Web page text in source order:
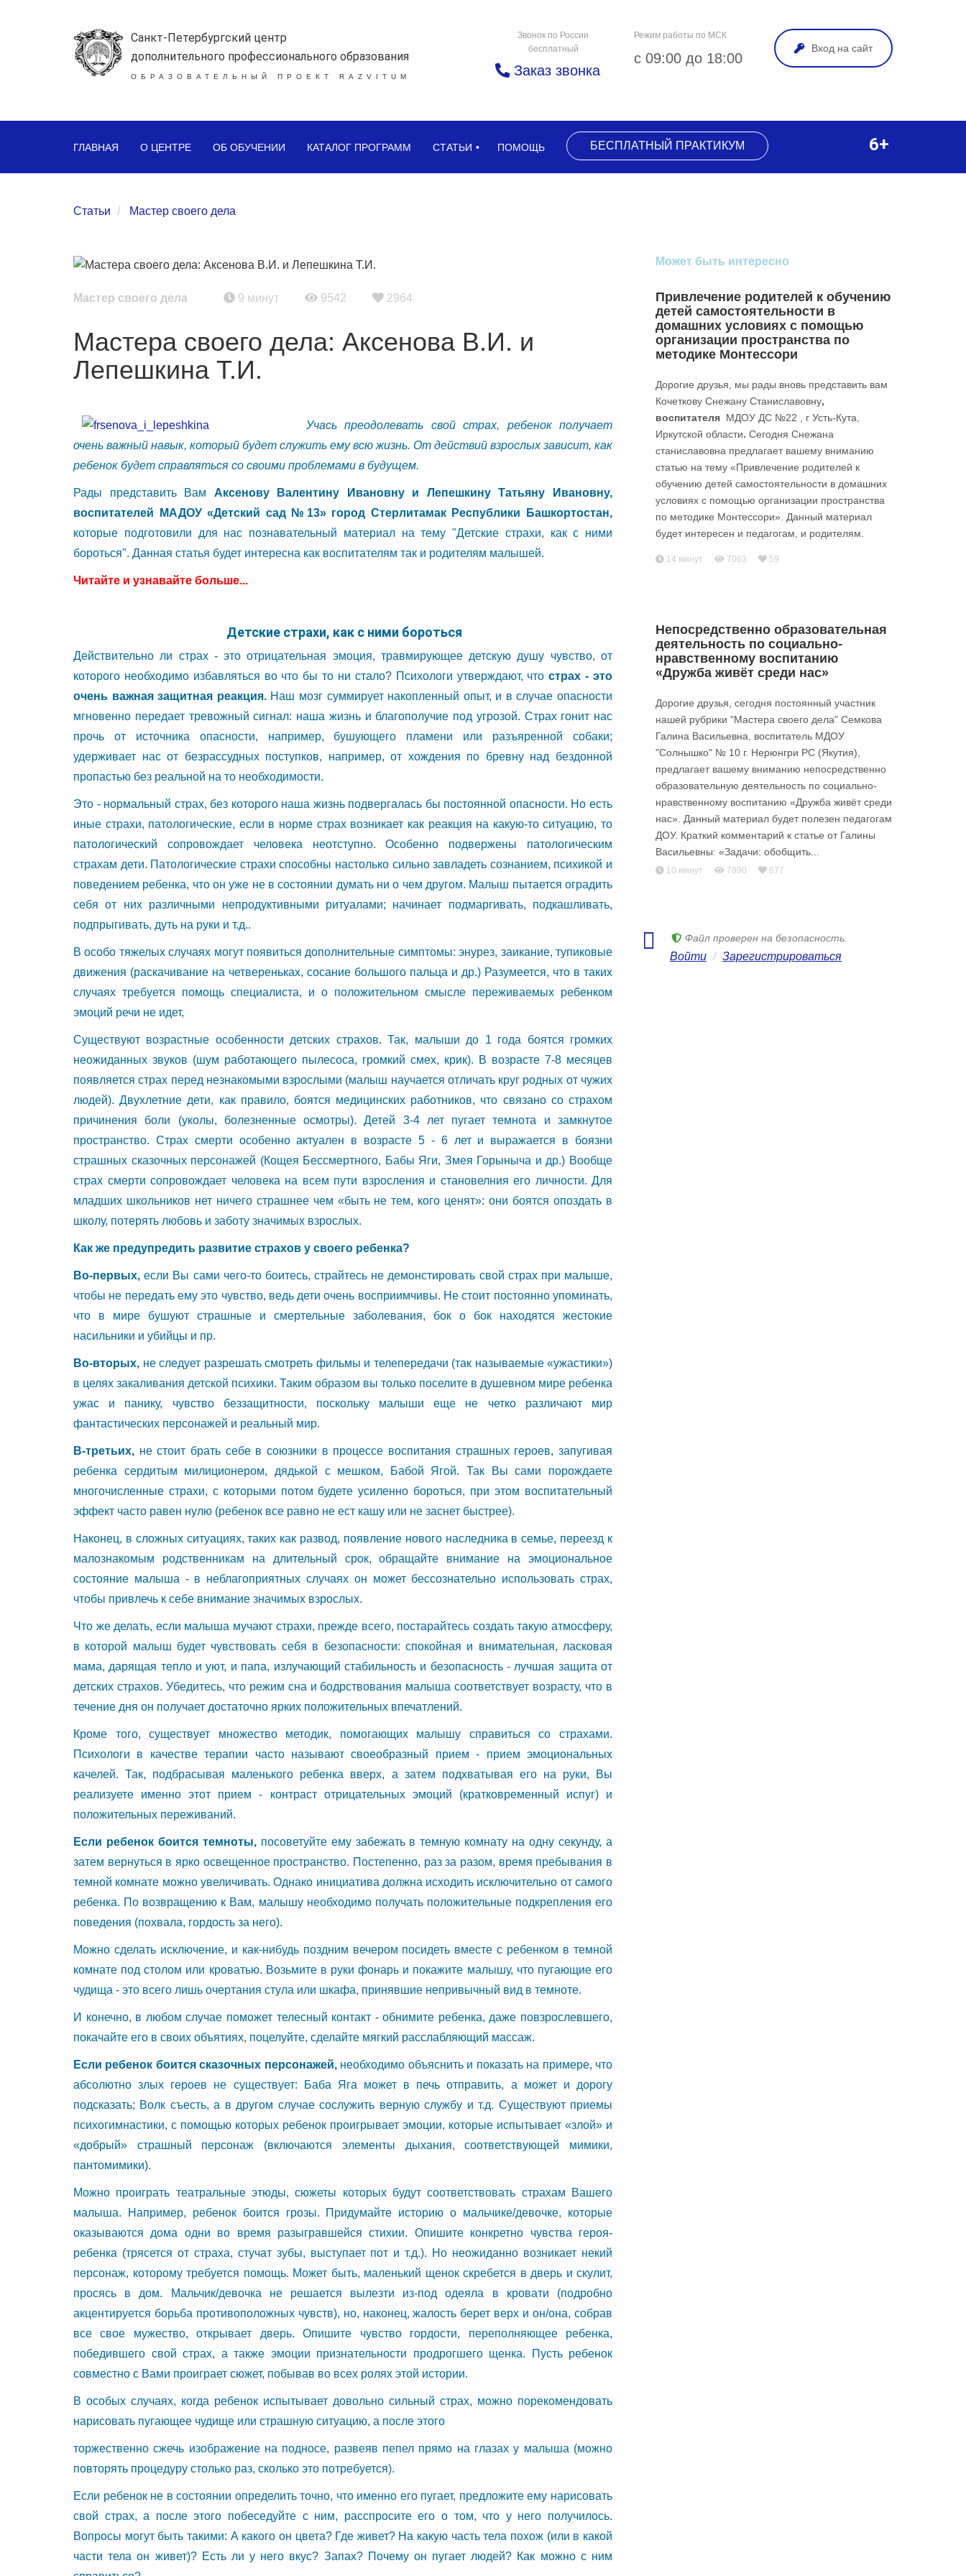
Санкт-Петербургский центр
дополнительного профессионального образования
ОБРАЗОВАТЕЛЬНЫЙ ПРОЕКТ RAZVITUM
Звонок по России
бесплатный
Заказ звонка
Режим работы по МСК
с 09:00 до 18:00
Вход на сайт
ГЛАВНАЯ О ЦЕНТРЕ ОБ ОБУЧЕНИИ КАТАЛОГ ПРОГРАММ СТАТЬИ ПОМОЩЬ БЕСПЛАТНЫЙ ПРАКТИКУМ 6+
Статьи Мастер своего дела
Мастер своего дела 9 минут 9542 2964
Мастера своего дела: Аксенова В.И. и
Лепешкина Т.И.
Учась преодолевать свой страх, ребенок получает
очень важный навык, который будет служить ему всю жизнь. От действий взрослых зависит, как
ребенок будет справляться со своими проблемами в будущем.
Рады представить Вам Аксенову Валентину Ивановну и Лепешкину Татьяну Ивановну,
воспитателей МАДОУ «Детский сад №13» город Стерлитамак Республики Башкортостан,
которые подготовили для нас познавательный материал на тему "Детские страхи, как с ними
бороться". Данная статья будет интересна как воспитателям так и родителям малышей.
Читайте и узнавайте больше...
Детские страхи, как с ними бороться
Действительно ли страх - это отрицательная эмоция, травмирующее детскую душу чувство, от
которого необходимо избавляться во что бы то ни стало? Психологи утверждают, чтострах - это
очень важная защитная реакция. Наш мозг суммирует накопленный опыт, и в случае опасности
мгновенно передает тревожный сигнал: наша жизнь и благополучие под угрозой. Страх гонит нас
прочь от источника опасности, например, бушующего пламени или разъяренной собаки;
удерживает нас от безрассудных поступков, например, от хождения по бревну над бездонной
пропастью без реальной на то необходимости.
Это - нормальный страх, без которого наша жизнь подвергалась бы постоянной опасности. Но есть
иные страхи, патологические, если в норме страх возникает как реакция на какую-то ситуацию, то
патологический сопровождает человека неотступно. Особенно подвержены патологическим
страхам дети. Патологические страхи способны настолько сильно завладеть сознанием, психикой и
поведением ребенка, что он уже не в состоянии думать ни о чем другом. Малыш пытается оградить
себя от них различными непродуктивными ритуалами; начинает подмаргивать, подкашливать,
подпрыгивать, дуть на руки и т.д..
В особо тяжелых случаях могут появиться дополнительные симптомы: энурез, заикание, тупиковые
движения (раскачивание на четвереньках, сосание большого пальца и др.) Разумеется, что в таких
случаях требуется помощь специалиста, и о положительном смысле переживаемых ребенком
эмоций речи не идет,
Существуют возрастные особенности детских страхов. Так, малыши до 1 года боятся громких
неожиданных звуков (шум работающего пылесоса, громкий смех, крик). В возрасте 7-8 месяцев
появляется страх перед незнакомыми взрослыми (малыш научается отличать круг родных от чужих
людей). Двухлетние дети, как правило, боятся медицинских работников, что связано со страхом
причинения боли (уколы, болезненные осмотры). Детей 3-4 лет пугает темнота и замкнутое
пространство. Страх смерти особенно актуален в возрасте 5 - 6 лет и выражается в боязни
страшных сказочных персонажей (Кощея Бессмертного, Бабы Яги, Змея Горыныча и др.) Вообще
страх смерти сопровождает человека на всем пути взросления и становелния его личности. Для
младших школьников нет ничего страшнее чем «быть не тем, кого ценят»: они боятся опоздать в
школу, потерять любовь и заботу значимых взрослых.
Как же предупредить развитие страхов у своего ребенка?
Во-первых,если Вы сами чего-то боитесь, страйтесь не демонстировать свой страх при малыше,
чтобы не передать ему это чувство, ведь дети очень восприимчивы. Не стоит постоянно упоминать,
что в мире бушуют страшные и смертельные заболевания, бок о бок находятся жестокие
насильники и убийцы и пр.
Во-вторых, не следует разрешать смотреть фильмы и телепередачи (так называемые «ужастики»)
в целях закаливания детской психики. Таким образом вы только поселите в душевном мире ребенка
ужас и панику, чувство беззащитности, поскольку малыши еще не четко различают мир
фантастических персонажей и реальный мир.
В-третьих, не стоит брать себе в союзники в процессе воспитания страшных героев, запугивая
ребенка сердитым милиционером, дядькой с мешком, Бабой Ягой. Так Вы сами порождаете
многочисленные страхи, с которыми потом будете усиленно бороться, при этом воспитательный
эффект часто равен нулю (ребенок все равно не ест кашу или не заснет быстрее).
Наконец, в сложных ситуациях, таких как развод, появление нового наследника в семье, переезд к
малознакомым родственникам на длительный срок, обращайте внимание на эмоциональное
состояние малыша - в неблагоприятных случаях он может бессознательно использовать страх,
чтобы привлечь к себе внимание значимых взрослых.
Что же делать, если малыша мучают страхи, прежде всего, постарайтесь создать такую атмосферу,
в которой малыш будет чувствовать себя в безопасности: спокойная и внимательная, ласковая
мама, дарящая тепло и уют, и папа, излучающий стабильность и безопасность - лучшая защита от
детских страхов. Убедитесь, что режим сна и бодрствования малыша соответствует возрасту, что в
течение дня он получает достаточно ярких положительных впечатлений.
Кроме того, существует множество методик, помогающих малышу справиться со страхами.
Психологи в качестве терапии часто называют своеобразный прием - прием эмоциональных
качелей. Так, подбрасывая маленького ребенка вверх, а затем подхватывая его на руки, Вы
реализуете именно этот прием - контраст отрицательных эмоций (кратковременный испуг) и
положительных переживаний.
Если ребенок боится темноты, посоветуйте ему забежать в темную комнату на одну секунду, а
затем вернуться в ярко освещенное пространство. Постепенно, раз за разом, время пребывания в
темной комнате можно увеличивать. Однако инициатива должна исходить исключительно от самого
ребенка. По возвращению к Вам, малышу необходимо получать положительные подкрепления его
поведения (похвала, гордость за него).
Можно сделать исключение, и как-нибудь поздним вечером посидеть вместе с ребенком в темной
комнате под столом или кроватью. Возьмите в руки фонарь и покажите малышу, что пугающие его
чудища - это всего лишь очертания стула или шкафа, принявшие непривычный вид в темноте.
И конечно, в любом случае поможет телесный контакт - обнимите ребенка, даже повзрослевшего,
покачайте его в своих объятиях, поцелуйте, сделайте мягкий расслабляющий массаж.
Если ребенок боится сказочных персонажей, необходимо объяснить и показать на примере, что
абсолютно злых героев не существует: Баба Яга может в печь отправить, а может и дорогу
подсказать; Волк съесть, а в другом случае сослужить верную службу и т.д. Существуют приемы
психогимнастики, с помощью которых ребенок проигрывает эмоции, которые испытывает «злой» и
«добрый» страшный персонаж (включаются элементы дыхания, соответствующей мимики,
пантомимики).
Можно проиграть театральные этюды, сюжеты которых будут соответствовать страхам Вашего
малыша. Например, ребенок боится грозы. Придумайте историю о мальчике/девочке, которые
оказываются дома одни во время разыгравшейся стихии. Опишите конкретно чувства героя-
ребенка (трясется от страха, стучат зубы, выступает пот и т.д.). Но неожиданно возникает некий
персонаж, которому требуется помощь. Может быть, маленький щенок скребется в дверь и скулит,
просясь в дом. Мальчик/девочка не решается вылезти из-под одеяла в кровати (подробно
акцентируется борьба противоположных чувств), но, наконец, жалость берет верх и он/она, собрав
все свое мужество, открывает дверь. Опишите чувство гордости, переполняющее ребенка,
победившего свой страх, а также эмоции признательности продрогшего щенка. Пусть ребенок
совместно с Вами проиграет сюжет, побывав во всех ролях этой истории.
В особых случаях, когда ребенок испытывает довольно сильный страх, можно порекомендовать
нарисовать пугающее чудище или страшную ситуацию, а после этого
торжественно сжечь изображение на подносе, развеяв пепел прямо на глазах у малыша (можно
повторять процедуру столько раз, сколько это потребуется).
Если ребенок не в состоянии определить точно, что именно его пугает, предложите ему нарисовать
свой страх, а после этого побеседуйте с ним, расспросите его о том, что у него получилось.
Вопросы могут быть такими: А какого он цвета? Где живет? На какую часть тела похож (или в какой
части тела он живет)? Есть ли у него вкус? Запах? Почему он пугает людей? Как можно с ним
Может быть интересно
Привлечение родителей к обучению
детей самостоятельности в
домашних условиях с помощью
организации пространства по
методике Монтессори
Дорогие друзья, мы рады вновь представить вам
Кочеткову Снежану Станиславовну,
воспитателя МДОУ ДС №22 , г Усть-Кута,
Иркутской области. Сегодня Снежана
станиславовна предлагает вашему вниманию
статью на тему «Привлечение родителей к
обучению детей самостоятельности в домашних
условиях с помощью организации пространства
по методике Монтессори». Данный материал
будет интересен и педагогам, и родителям.
14 минут 7063 59
Непосредственно образовательная
деятельность по социально-
нравственному воспитанию
«Дружба живёт среди нас»
Дорогие друзья, сегодня постоянный участник
нашей рубрики "Мастера своего дела" Семкова
Галина Васильевна, воспитатель МДОУ
"Солнышко" № 10 г. Нерюнгри РС (Якутия),
предлагает вашему вниманию непосредственно
образовательную деятельность по социально-
нравственному воспитанию «Дружба живёт среди
нас». Данный материал будет полезен педагогам
ДОУ. Краткий комментарий к статье от Галины
Васильевны: «Задачи: обобщить...
10 минут 7890 677
Файл проверен на безопасность.
Войти / Зарегистрироваться